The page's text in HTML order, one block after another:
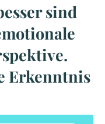
sind
Erkenntnis